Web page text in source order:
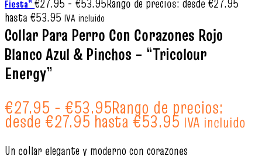
Fiesta”€27.95 - €53.95Rango de precios: desde €27.95
hasta €53.95 IVA incluido
Collar Para Perro Con Corazones Rojo
Blanco Azul & Pinchos – “Tricolour
Energy”
€27.95 - €53.95Rango de precios:
desde €27.95 hasta €53.95 IVA incluido
Un collar elegante y moderno con corazones